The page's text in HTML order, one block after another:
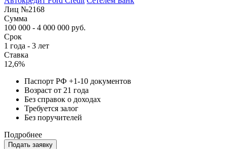
Лиц №2168
Сумма
100 000 - 4 000 000 руб.
Срок
1 года - 3 лет
Ставка
12,6%
Паспорт РФ +1-10 документов
Возраст от 21 года
Без справок о доходах
Требуется залог
Без поручителей
Подробнее
Подать заявку